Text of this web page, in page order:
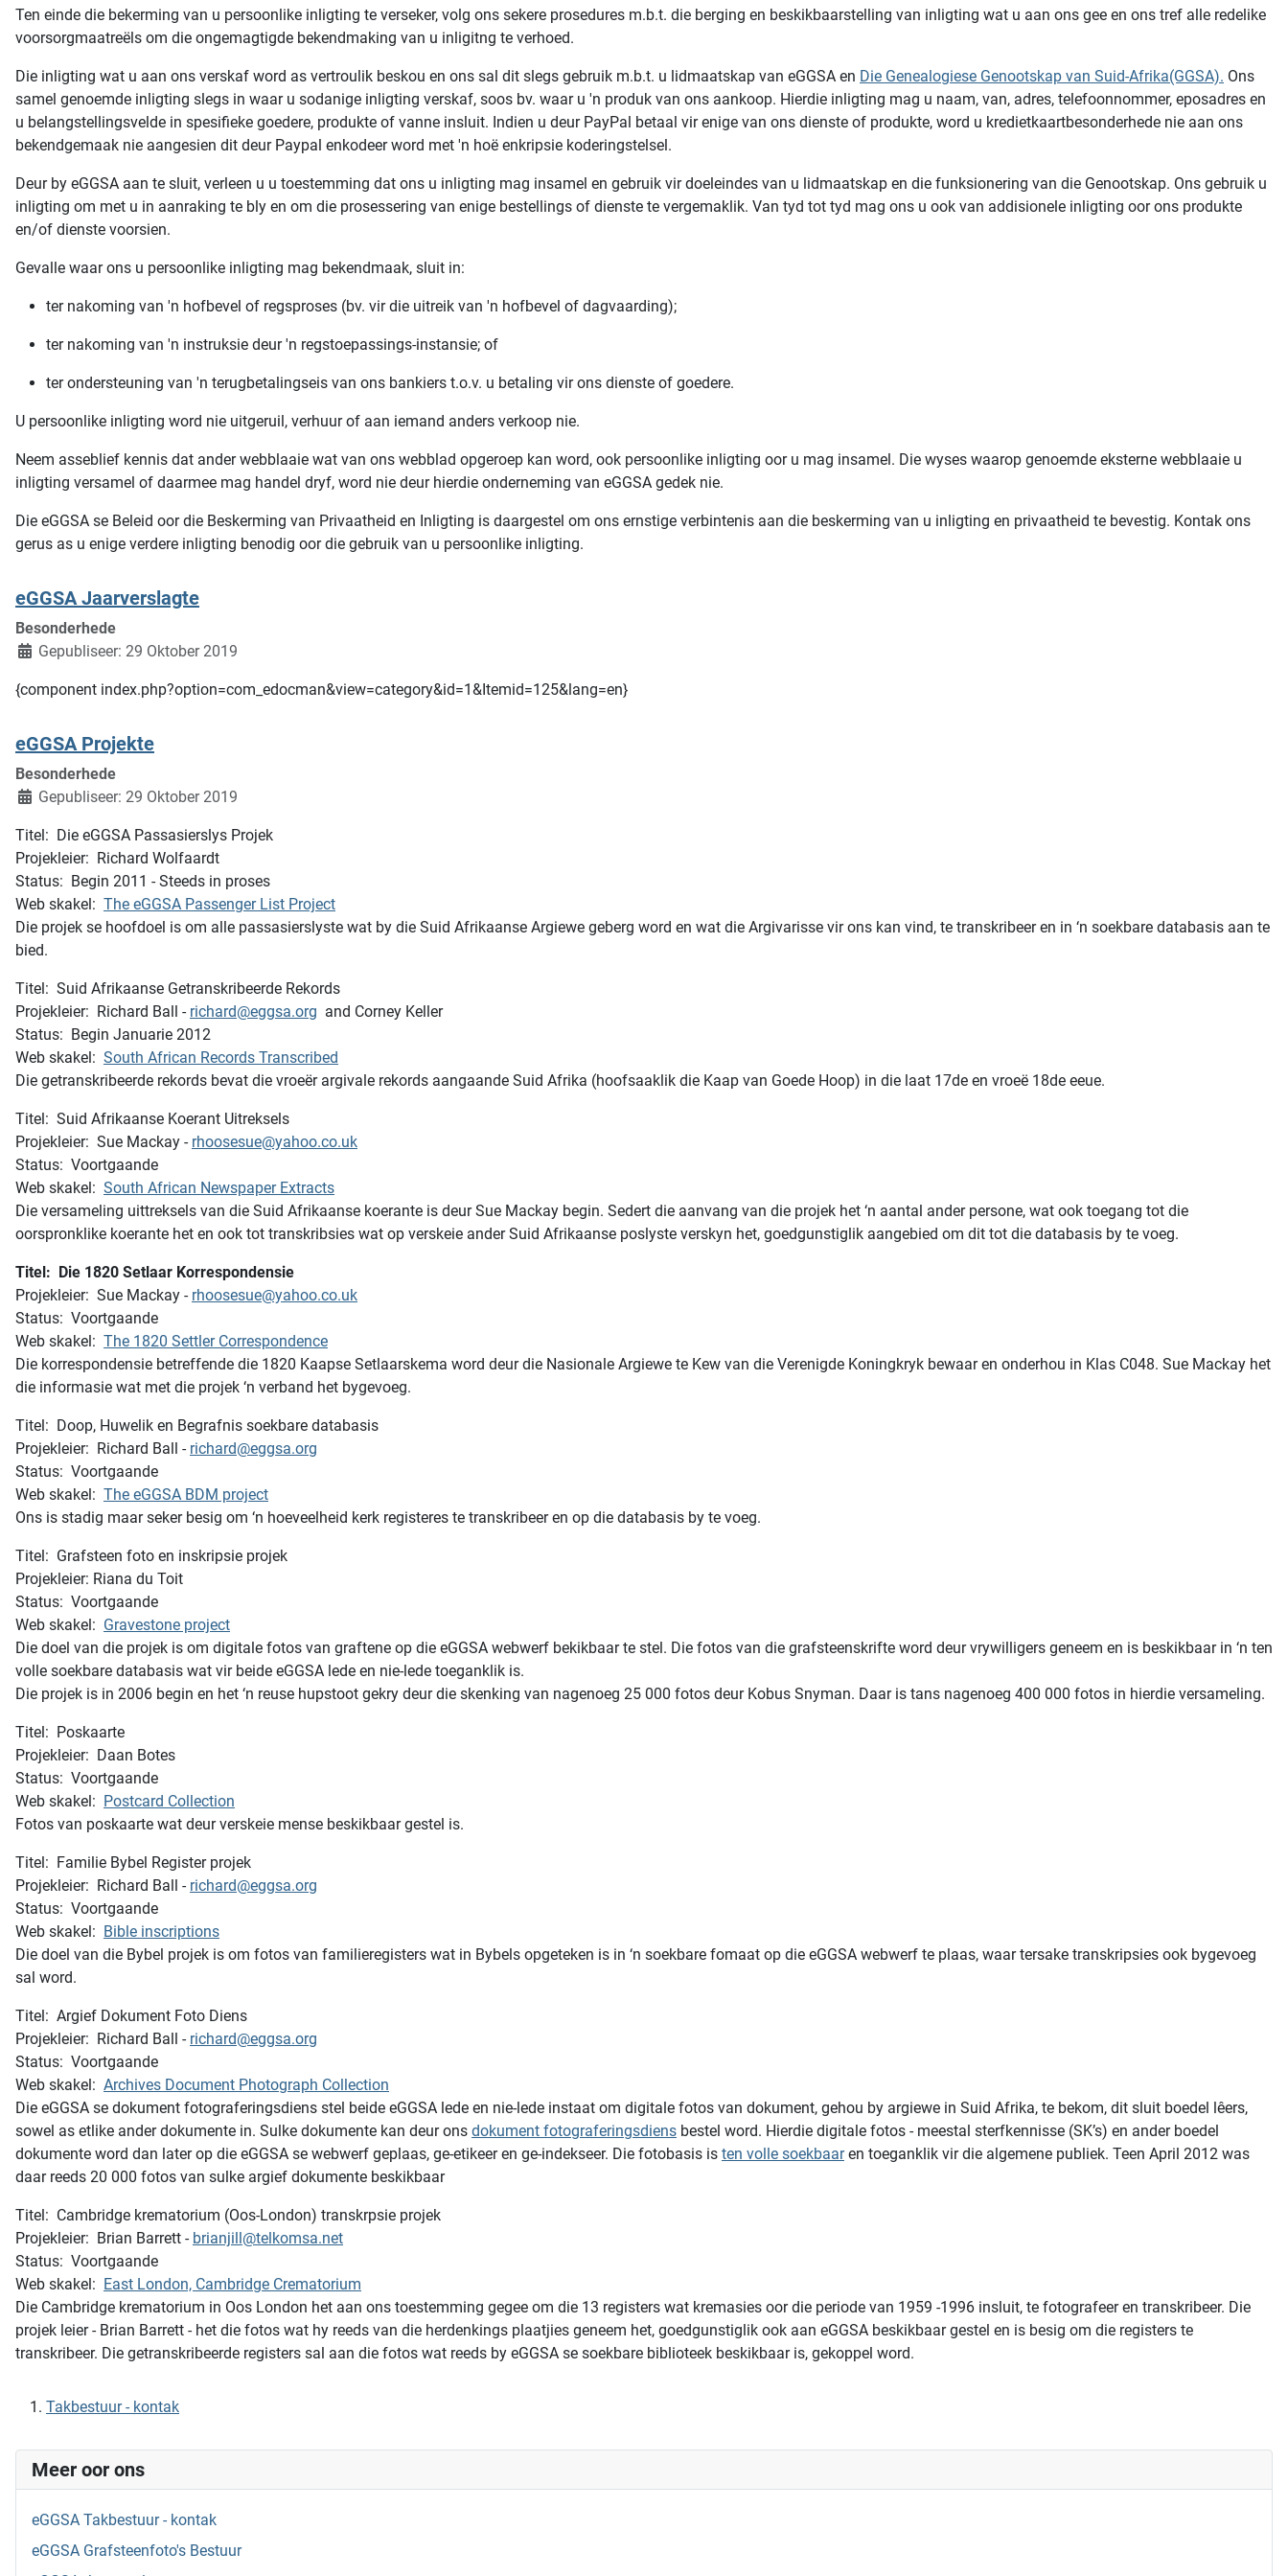
Meer oor ons
eGGSA Takbestuur - kontak
eGGSA Grafsteenfoto's Bestuur
Ten einde die bekerming van u persoonlike inligting te verseker, volg ons sekere prosedures m.b.t. die berging en beskikbaarstelling van inligting wat u aan ons gee en ons tref alle redelike
voorsorgmaatreëls om die ongemagtigde bekendmaking van u inligitng te verhoed.
Die inligting wat u aan ons verskaf word as vertroulik beskou en ons sal dit slegs gebruik m.b.t. u lidmaatskap van eGGSA en Die Genealogiese Genootskap van Suid-Afrika(GGSA). Ons
samel genoemde inligting slegs in waar u sodanige inligting verskaf, soos bv. waar u 'n produk van ons aankoop. Hierdie inligting mag u naam, van, adres, telefoonnommer, eposadres en
u belangstellingsvelde in spesifieke goedere, produkte of vanne insluit. Indien u deur PayPal betaal vir enige van ons dienste of produkte, word u kredietkaartbesonderhede nie aan ons
bekendgemaak nie aangesien dit deur Paypal enkodeer word met 'n hoë enkripsie koderingstelsel.
Deur by eGGSA aan te sluit, verleen u u toestemming dat ons u inligting mag insamel en gebruik vir doeleindes van u lidmaatskap en die funksionering van die Genootskap. Ons gebruik u
inligting om met u in aanraking te bly en om die prosessering van enige bestellings of dienste te vergemaklik. Van tyd tot tyd mag ons u ook van addisionele inligting oor ons produkte
en/of dienste voorsien.
Gevalle waar ons u persoonlike inligting mag bekendmaak, sluit in:
ter nakoming van 'n hofbevel of regsproses (bv. vir die uitreik van 'n hofbevel of dagvaarding);
ter nakoming van 'n instruksie deur 'n regstoepassings-instansie; of
ter ondersteuning van 'n terugbetalingseis van ons bankiers t.o.v. u betaling vir ons dienste of goedere.
U persoonlike inligting word nie uitgeruil, verhuur of aan iemand anders verkoop nie.
Neem asseblief kennis dat ander webblaaie wat van ons webblad opgeroep kan word, ook persoonlike inligting oor u mag insamel. Die wyses waarop genoemde eksterne webblaaie u
inligting versamel of daarmee mag handel dryf, word nie deur hierdie onderneming van eGGSA gedek nie.
Die eGGSA se Beleid oor die Beskerming van Privaatheid en Inligting is daargestel om ons ernstige verbintenis aan die beskerming van u inligting en privaatheid te bevestig. Kontak ons
gerus as u enige verdere inligting benodig oor die gebruik van u persoonlike inligting.
eGGSA Jaarverslagte
Besonderhede
Gepubliseer: 29 Oktober 2019
{component index.php?option=com_edocman&view=category&id=1&Itemid=125&lang=en}
eGGSA Projekte
Besonderhede
Gepubliseer: 29 Oktober 2019
Titel: Die eGGSA Passasierslys Projek
Projekleier: Richard Wolfaardt
Status: Begin 2011 - Steeds in proses
Web skakel: The eGGSA Passenger List Project
Die projek se hoofdoel is om alle passasierslyste wat by die Suid Afrikaanse Argiewe geberg word en wat die Argivarisse vir ons kan vind, te transkribeer en in ‘n soekbare databasis aan te
bied.
Titel: Suid Afrikaanse Getranskribeerde Rekords
Projekleier: Richard Ball - richard@eggsa.org and Corney Keller
Status: Begin Januarie 2012
Web skakel: South African Records Transcribed
Die getranskribeerde rekords bevat die vroeër argivale rekords aangaande Suid Afrika (hoofsaaklik die Kaap van Goede Hoop) in die laat 17de en vroeë 18de eeue.
Titel: Suid Afrikaanse Koerant Uitreksels
Projekleier: Sue Mackay - rhoosesue@yahoo.co.uk
Status: Voortgaande
Web skakel: South African Newspaper Extracts
Die versameling uittreksels van die Suid Afrikaanse koerante is deur Sue Mackay begin. Sedert die aanvang van die projek het ‘n aantal ander persone, wat ook toegang tot die
oorspronklike koerante het en ook tot transkribsies wat op verskeie ander Suid Afrikaanse poslyste verskyn het, goedgunstiglik aangebied om dit tot die databasis by te voeg.
Titel: Die 1820 Setlaar Korrespondensie
Projekleier: Sue Mackay - rhoosesue@yahoo.co.uk
Status: Voortgaande
Web skakel: The 1820 Settler Correspondence
Die korrespondensie betreffende die 1820 Kaapse Setlaarskema word deur die Nasionale Argiewe te Kew van die Verenigde Koningkryk bewaar en onderhou in Klas C048. Sue Mackay het
die informasie wat met die projek ‘n verband het bygevoeg.
Titel: Doop, Huwelik en Begrafnis soekbare databasis
Projekleier: Richard Ball - richard@eggsa.org
Status: Voortgaande
Web skakel: The eGGSA BDM project
Ons is stadig maar seker besig om ‘n hoeveelheid kerk registeres te transkribeer en op die databasis by te voeg.
Titel: Grafsteen foto en inskripsie projek
Projekleier: Riana du Toit
Status: Voortgaande
Web skakel: Gravestone project
Die doel van die projek is om digitale fotos van graftene op die eGGSA webwerf bekikbaar te stel. Die fotos van die grafsteenskrifte word deur vrywilligers geneem en is beskikbaar in ‘n ten
volle soekbare databasis wat vir beide eGGSA lede en nie-lede toeganklik is.
Die projek is in 2006 begin en het ‘n reuse hupstoot gekry deur die skenking van nagenoeg 25 000 fotos deur Kobus Snyman. Daar is tans nagenoeg 400 000 fotos in hierdie versameling.
Titel: Poskaarte
Projekleier: Daan Botes
Status: Voortgaande
Web skakel: Postcard Collection
Fotos van poskaarte wat deur verskeie mense beskikbaar gestel is.
Titel: Familie Bybel Register projek
Projekleier: Richard Ball - richard@eggsa.org
Status: Voortgaande
Web skakel: Bible inscriptions
Die doel van die Bybel projek is om fotos van familieregisters wat in Bybels opgeteken is in ‘n soekbare fomaat op die eGGSA webwerf te plaas, waar tersake transkripsies ook bygevoeg
sal word.
Titel: Argief Dokument Foto Diens
Projekleier: Richard Ball - richard@eggsa.org
Status: Voortgaande
Web skakel: Archives Document Photograph Collection
Die eGGSA se dokument fotograferingsdiens stel beide eGGSA lede en nie-lede instaat om digitale fotos van dokument, gehou by argiewe in Suid Afrika, te bekom, dit sluit boedel lêers,
sowel as etlike ander dokumente in. Sulke dokumente kan deur ons dokument fotograferingsdiens bestel word. Hierdie digitale fotos - meestal sterfkennisse (SK’s) en ander boedel
dokumente word dan later op die eGGSA se webwerf geplaas, ge-etikeer en ge-indekseer. Die fotobasis is ten volle soekbaaren toeganklik vir die algemene publiek. Teen April 2012 was
daar reeds 20 000 fotos van sulke argief dokumente beskikbaar
Titel: Cambridge krematorium (Oos-London) transkrpsie projek
Projekleier: Brian Barrett - brianjill@telkomsa.net
Status: Voortgaande
Web skakel: East London, Cambridge Crematorium
Die Cambridge krematorium in Oos London het aan ons toestemming gegee om die 13 registers wat kremasies oor die periode van 1959 -1996 insluit, te fotografeer en transkribeer. Die
projek leier - Brian Barrett - het die fotos wat hy reeds van die herdenkings plaatjies geneem het, goedgunstiglik ook aan eGGSA beskikbaar gestel en is besig om die registers te
transkribeer. Die getranskribeerde registers sal aan die fotos wat reeds by eGGSA se soekbare biblioteek beskikbaar is, gekoppel word.
Takbestuur - kontak